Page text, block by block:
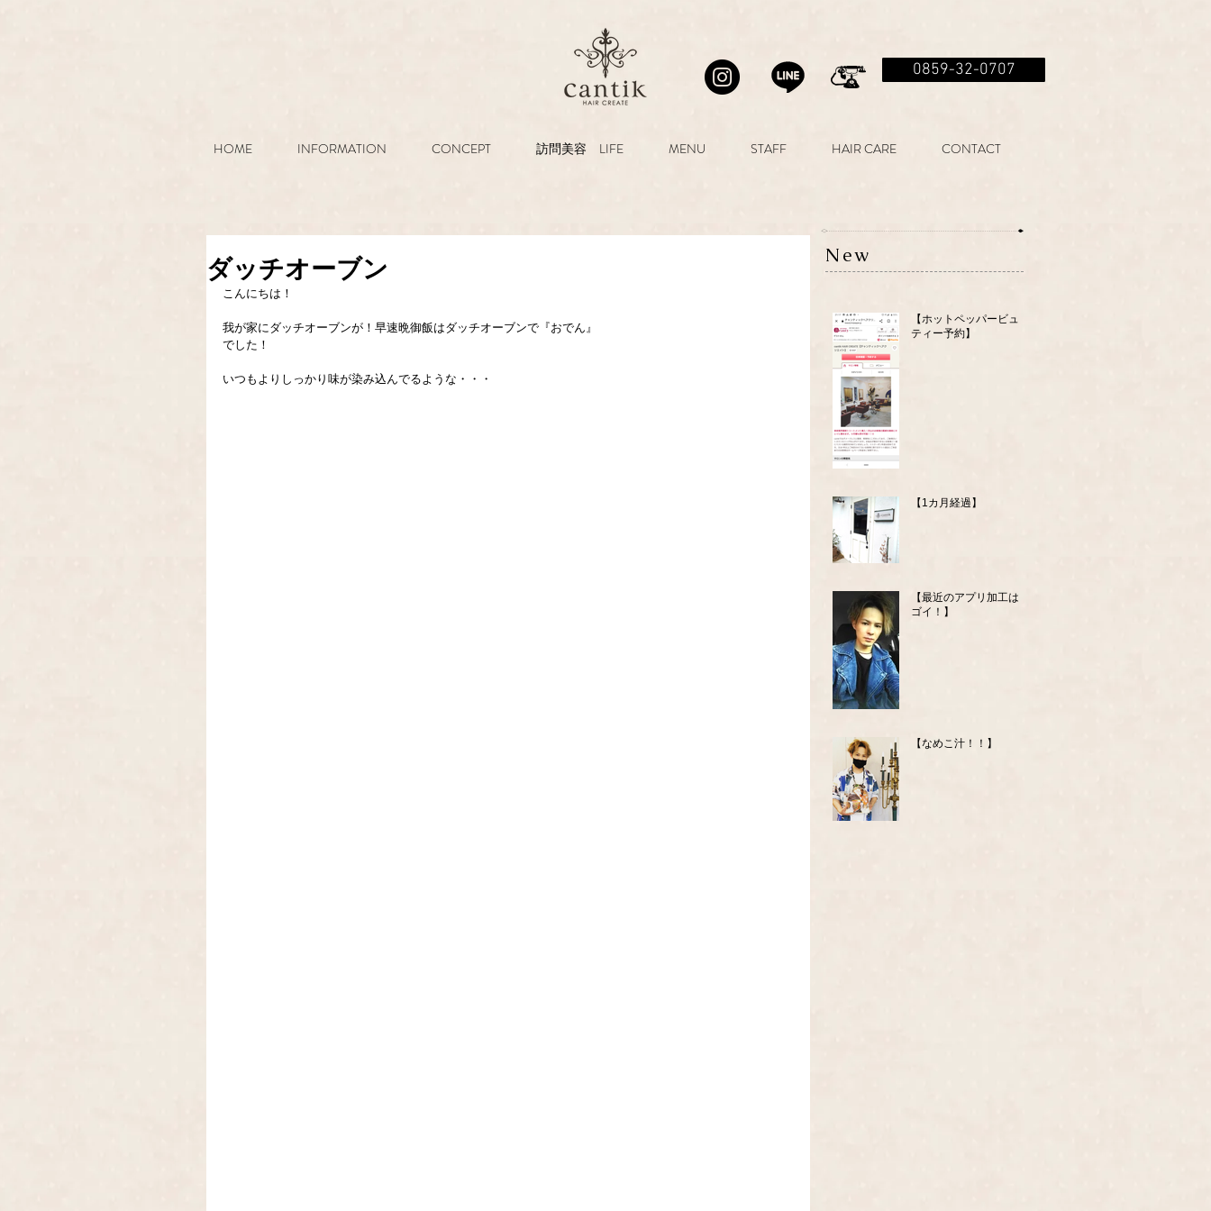
0859-32-0707
HOME INFORMATION CONCEPT 訪問美容 LIFE MENU STAFF HAIR CARE CONTACT
ダッチオーブン
こんにちは！
我が家にダッチオーブンが！早速晩御飯はダッチオーブンで『おでん』
でした！
いつもよりしっかり味が染み込んでるような・・・
New
【ホットペッパービュー
ティー予約】
【1カ月経過】
【最近のアプリ加工はス
ゴイ！】
【なめこ汁！！】